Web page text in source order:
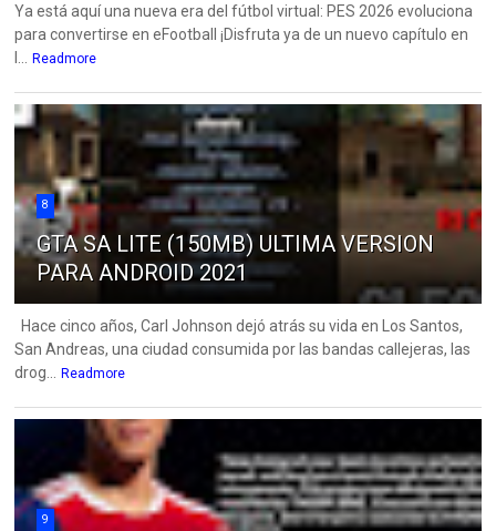
Ya está aquí una nueva era del fútbol virtual: PES 2026 evoluciona
para convertirse en eFootball ¡Disfruta ya de un nuevo capítulo en
Readmore
8
GTA SA LITE (150MB) ULTIMA VERSION
PARA ANDROID 2021
Hace cinco años, Carl Johnson dejó atrás su vida en Los Santos,
San Andreas, una ciudad consumida por las bandas callejeras, las
drog...
Readmore
9